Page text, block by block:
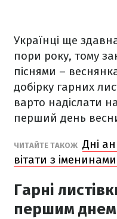
Українці ще
пори року, тому
піснями –
добірку гарних
варто надіслати
перший день
ЧИТАЙТЕ ТАКОЖ Дні
вітати з
Гарні
першим